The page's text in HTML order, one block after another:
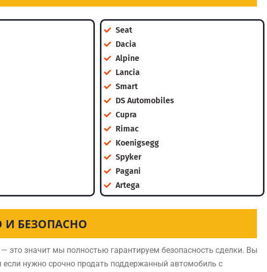
Seat
Dacia
Alpine
Lancia
Smart
DS Automobiles
Cupra
Rimac
Koenigsegg
Spyker
Pagani
Artega
И БЕЗОПАСНО
значит мы полностью гарантируем безопасность сделки. Вы
нужно срочно продать поддержанный автомобиль с